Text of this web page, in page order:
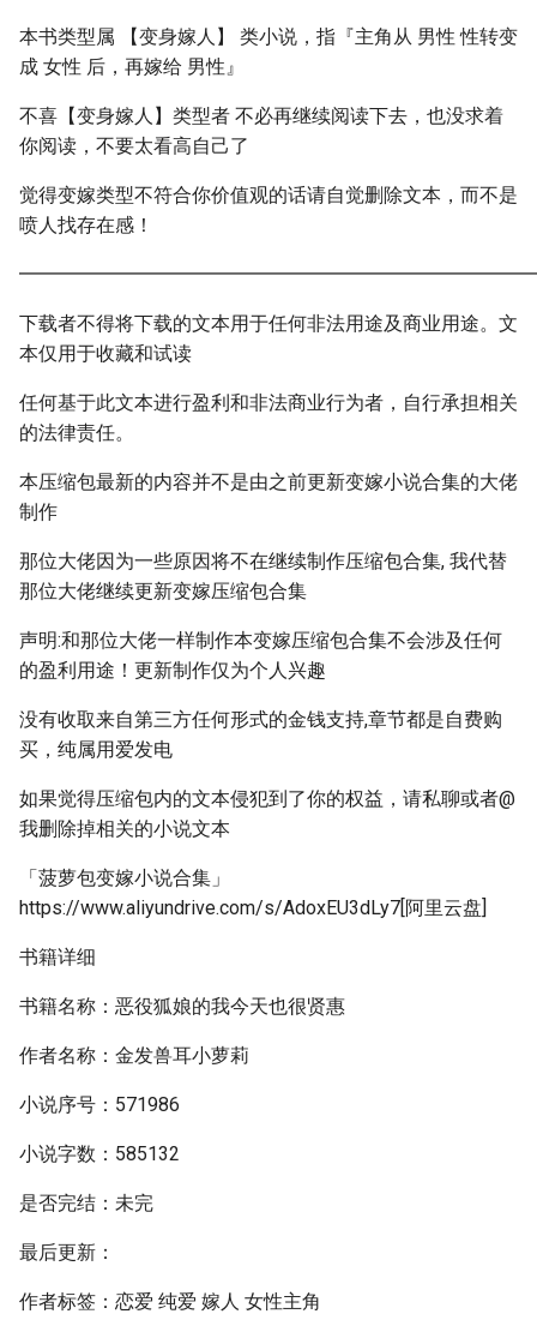
本书类型属 【变身嫁人】 类小说，指『主角从 男性 性转变
成 女性 后，再嫁给 男性』
不喜【变身嫁人】类型者 不必再继续阅读下去，也没求着
你阅读，不要太看高自己了
觉得变嫁类型不符合你价值观的话请自觉删除文本，而不是
喷人找存在感！
下载者不得将下载的文本用于任何非法用途及商业用途。文
本仅用于收藏和试读
任何基于此文本进行盈利和非法商业行为者，自行承担相关
的法律责任。
本压缩包最新的内容并不是由之前更新变嫁小说合集的大佬
制作
那位大佬因为一些原因将不在继续制作压缩包合集, 我代替
那位大佬继续更新变嫁压缩包合集
声明:和那位大佬一样制作本变嫁压缩包合集不会涉及任何
的盈利用途！更新制作仅为个人兴趣
没有收取来自第三方任何形式的金钱支持,章节都是自费购
买，纯属用爱发电
如果觉得压缩包内的文本侵犯到了你的权益，请私聊或者@
我删除掉相关的小说文本
「菠萝包变嫁小说合集」
https://www.aliyundrive.com/s/AdoxEU3dLy7[阿里云盘]
书籍详细
书籍名称：恶役狐娘的我今天也很贤惠
作者名称：金发兽耳小萝莉
小说序号：571986
小说字数：585132
是否完结：未完
最后更新：
作者标签：恋爱 纯爱 嫁人 女性主角